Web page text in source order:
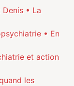
Denis • La
• En
et action
les